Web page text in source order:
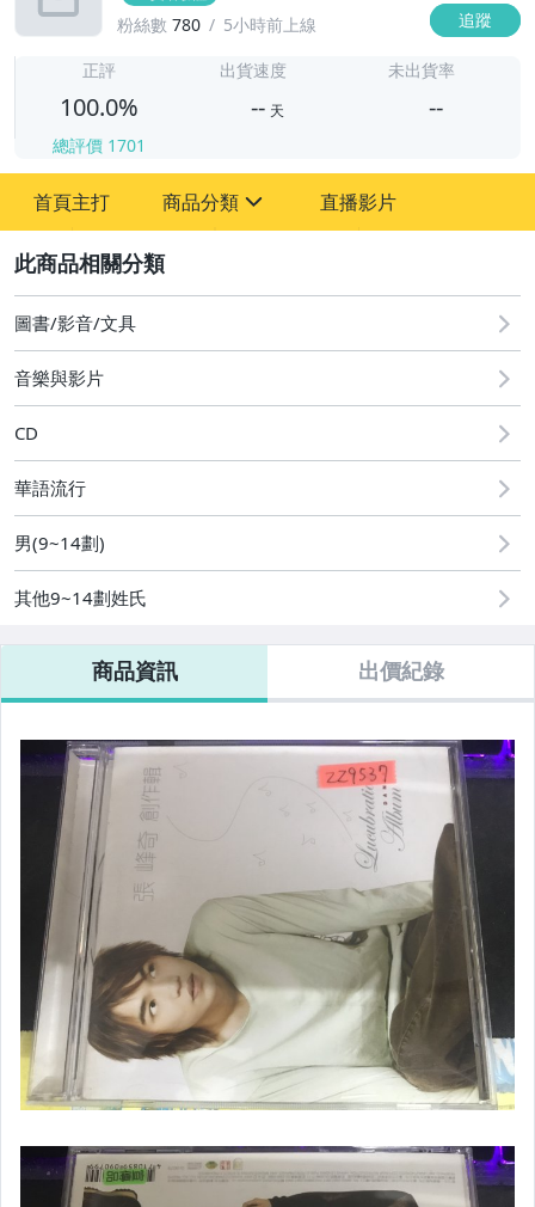
粉絲數 780 5小時前上線 追蹤
正評
100.0%
總評價 1701
出貨速度
-- 天
未出貨率
--
首頁主打 商品分類
其它
直播影片
圖書/影音/文具
音樂與影片
CD
華語流行
男(9~14劃)
其他9~14劃姓氏
商品資訊 出價紀錄